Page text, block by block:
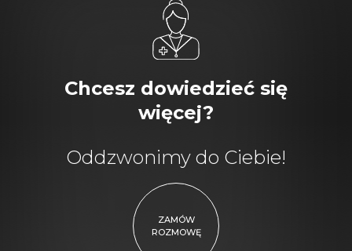
Chcesz dowiedzieć się
więcej?
Oddzwonimy do Ciebie!
ZAMÓW
ROZMOWĘ